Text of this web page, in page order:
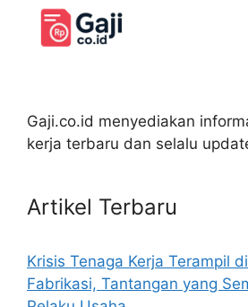
Gaji.co.id menyediakan
kerja terbaru dan selalu
Artikel Terbaru
Krisis Tenaga Kerja Terampil
Fabrikasi, Tantangan yang